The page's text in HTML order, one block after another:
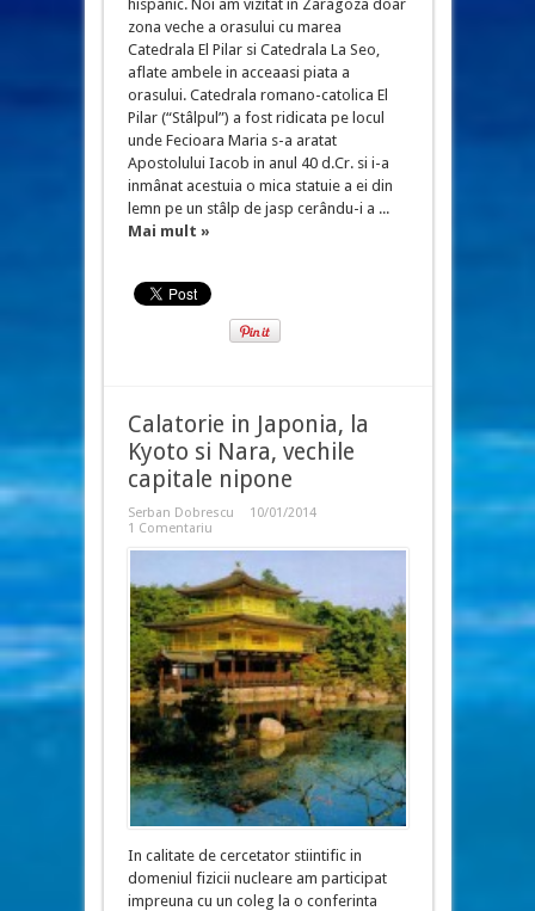
hispanic. Noi am vizitat in Zaragoza doar
zona veche a orasului cu marea
Catedrala El Pilar si Catedrala La Seo,
aflate ambele in acceaasi piata a
orasului. Catedrala romano-catolica El
Pilar (“Stâlpul”) a fost ridicata pe locul
unde Fecioara Maria s-a aratat
Apostolului Iacob in anul 40 d.Cr. si i-a
inmânat acestuia o mica statuie a ei din
lemn pe un stâlp de jasp cerându-i a ...
Mai mult »
Calatorie in Japonia, la
Kyoto si Nara, vechile
capitale nipone
Serban Dobrescu
10/01/2014
1 Comentariu
In calitate de cercetator stiintific in
domeniul fizicii nucleare am participat
impreuna cu un coleg la o conferinta